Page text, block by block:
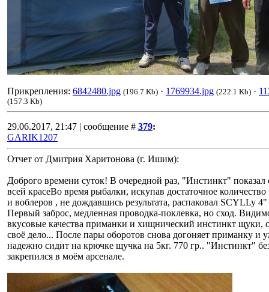
Прикрепления: 6842480.jpg (196.7 Kb) · 1769934.jpg (222.1 Kb) ·
(157.3 Kb)
29.06.2017, 21:47 | сообщение # 379:
GARIK1207
Отчет от Дмитрия Харитонова (г. Ишим):
Доброго времени суток! В очередной раз, "Инстинкт" показал
всей красеВо время рыбалки, искупав достаточное
и воблеров , не дождавшись результата, распаковал SCYLLy
Первый заброс, медленная проводка-поклевка, но сход.
вкусовые качества приманки и хищнический инстинкт щуки,
своё дело... После пары оборотов снова догоняет приманку и
надежно сидит на крючке щучка на 5кг. 770 гр.. "Инстинкт"
закрепился в моём арсенале.